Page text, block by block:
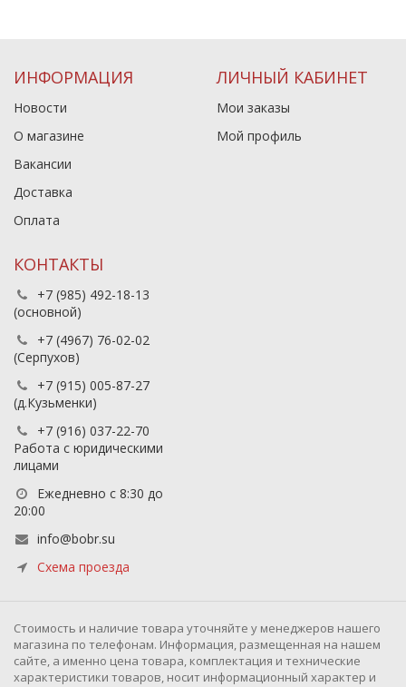
ИНФОРМАЦИЯ
Новости
О магазине
Вакансии
Доставка
Оплата
ЛИЧНЫЙ КАБИНЕТ
Мои заказы
Мой профиль
КОНТАКТЫ
+7 (985) 492-18-13
(основной)
+7 (4967) 76-02-02
(Серпухов)
+7 (915) 005-87-27
(д.Кузьменки)
+7 (916) 037-22-70
Работа с юридическими
лицами
Ежедневно с 8:30 до
20:00
info@bobr.su
Схема проезда
Cтоимость и наличие товара уточняйте у менеджеров нашего
магазина по телефонам. Информация, размещенная на нашем
сайте, а именно цена товара, комплектация и технические
характеристики товаров, носит информационный характер и